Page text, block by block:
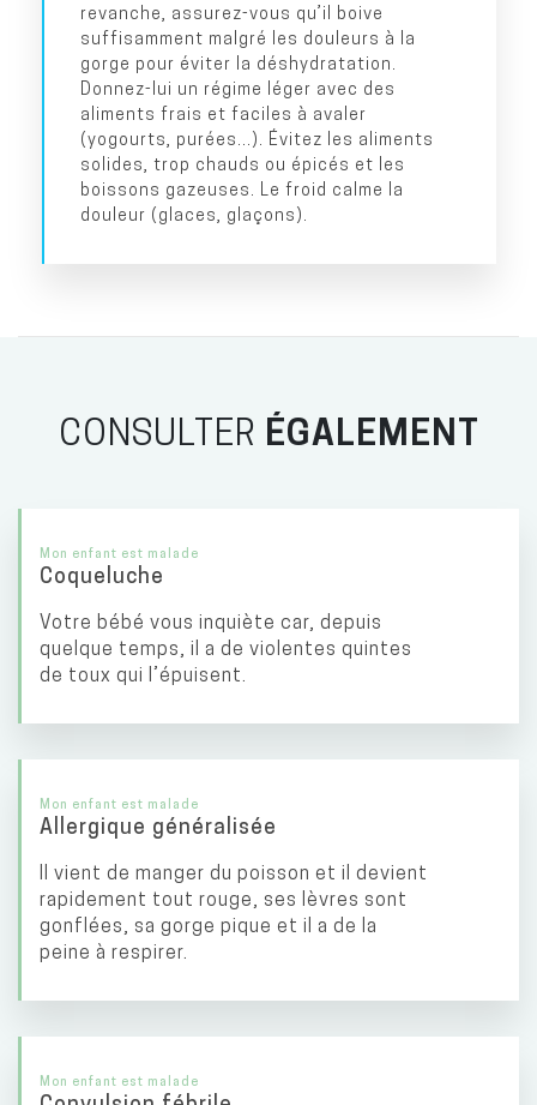
revanche, assurez-vous qu’il boive
suffisamment malgré les douleurs à la
gorge pour éviter la déshydratation.
Donnez-lui un régime léger avec des
aliments frais et faciles à avaler
(yogourts, purées...). Évitez les aliments
solides, trop chauds ou épicés et les
boissons gazeuses. Le froid calme la
douleur (glaces, glaçons).
CONSULTER ÉGALEMENT
Mon enfant est malade
Coqueluche
Votre bébé vous inquiète car, depuis
quelque temps, il a de violentes quintes
de toux qui l’épuisent.
Mon enfant est malade
Allergique généralisée
Il vient de manger du poisson et il devient
rapidement tout rouge, ses lèvres sont
gonflées, sa gorge pique et il a de la
peine à respirer.
Mon enfant est malade